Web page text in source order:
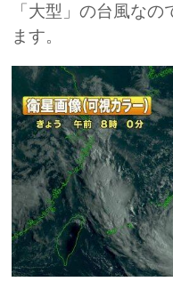
「大型」の台風な
ます。